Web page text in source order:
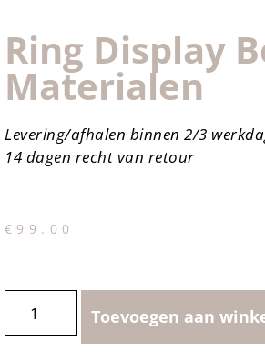
Ring Display
Materialen
Levering/afhalen binnen 2/3
14 dagen recht van retour
€ 99.00
Toevoegen aan